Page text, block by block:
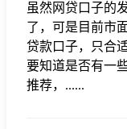
虽然网贷口子的
了，可是目前市
贷款口子，只合
要知道是否有一
推荐，......